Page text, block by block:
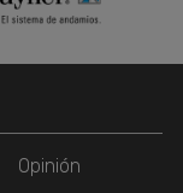
Opinión